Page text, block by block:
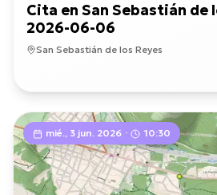
Cita en San Sebastián de
2026-06-06
San Sebastián de los Reyes
mié., 3 jun. 2026 · 10:30